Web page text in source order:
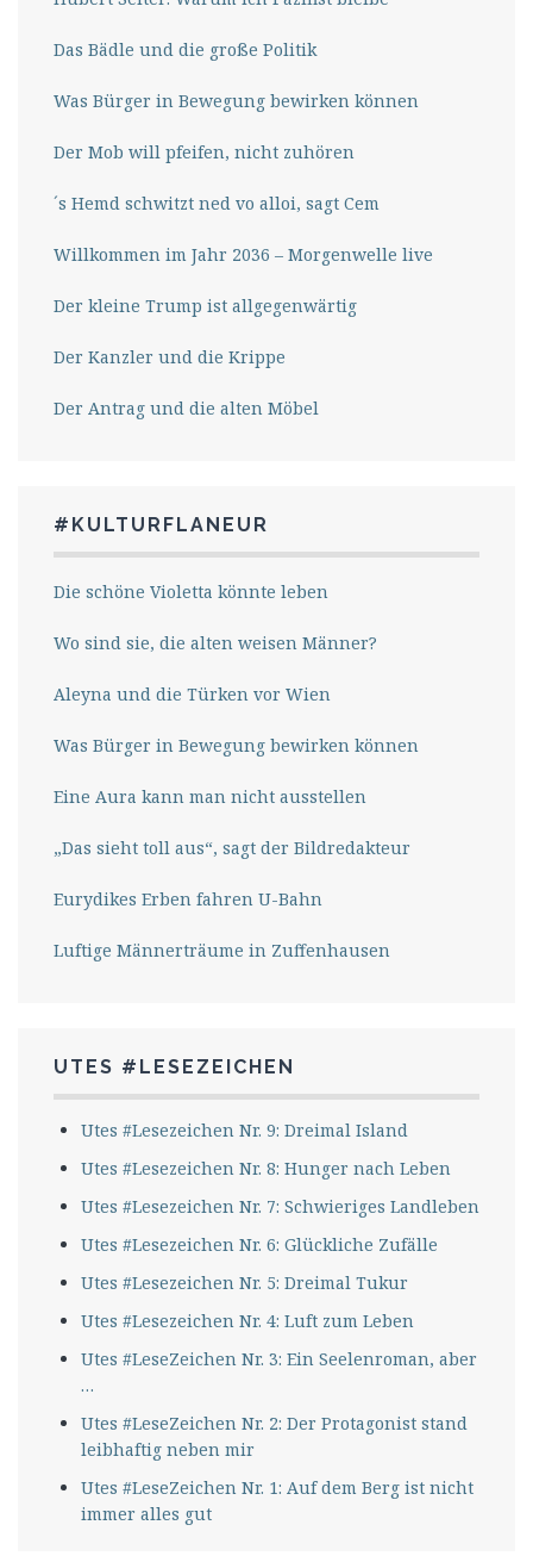
Das Bädle und die große Politik
Was Bürger in Bewegung bewirken können
Der Mob will pfeifen, nicht zuhören
´s Hemd schwitzt ned vo alloi, sagt Cem
Willkommen im Jahr 2036 – Morgenwelle live
Der kleine Trump ist allgegenwärtig
Der Kanzler und die Krippe
Der Antrag und die alten Möbel
#KULTURFLANEUR
Die schöne Violetta könnte leben
Wo sind sie, die alten weisen Männer?
Aleyna und die Türken vor Wien
Was Bürger in Bewegung bewirken können
Eine Aura kann man nicht ausstellen
„Das sieht toll aus“, sagt der Bildredakteur
Eurydikes Erben fahren U-Bahn
Luftige Männerträume in Zuffenhausen
UTES #LESEZEICHEN
Utes #Lesezeichen Nr. 9: Dreimal Island
Utes #Lesezeichen Nr. 8: Hunger nach Leben
Utes #Lesezeichen Nr. 7: Schwieriges Landleben
Utes #Lesezeichen Nr. 6: Glückliche Zufälle
Utes #Lesezeichen Nr. 5: Dreimal Tukur
Utes #Lesezeichen Nr. 4: Luft zum Leben
Utes #LeseZeichen Nr. 3: Ein Seelenroman, aber
…
Utes #LeseZeichen Nr. 2: Der Protagonist stand
leibhaftig neben mir
Utes #LeseZeichen Nr. 1: Auf dem Berg ist nicht
immer alles gut